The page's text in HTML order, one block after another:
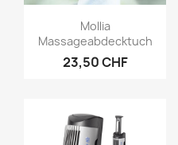
Vorschau
Mollia
Massageabdecktuch
23,50 CHF